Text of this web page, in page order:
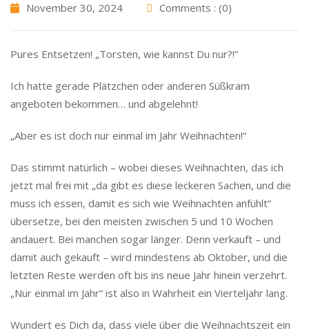
November 30, 2024 Comments : (0)
Pures Entsetzen! „Torsten, wie kannst Du nur?!“
Ich hatte gerade Plätzchen oder anderen Süßkram
angeboten bekommen… und abgelehnt!
„Aber es ist doch nur einmal im Jahr Weihnachten!“
Das stimmt natürlich – wobei dieses Weihnachten, das ich
jetzt mal frei mit „da gibt es diese leckeren Sachen, und die
muss ich essen, damit es sich wie Weihnachten anfühlt“
übersetze, bei den meisten zwischen 5 und 10 Wochen
andauert. Bei manchen sogar länger. Denn verkauft – und
damit auch gekauft – wird mindestens ab Oktober, und die
letzten Reste werden oft bis ins neue Jahr hinein verzehrt.
„Nur einmal im Jahr“ ist also in Wahrheit ein Vierteljahr lang.
Wundert es Dich da, dass viele über die Weihnachtszeit ein